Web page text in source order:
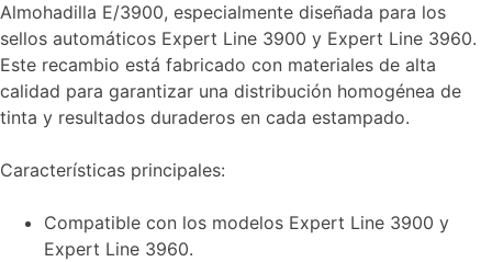
Almohadilla E/3900, especialmente diseñada para los
sellos automáticos Expert Line 3900 y Expert Line 3960.
Este recambio está fabricado con materiales de alta
calidad para garantizar una distribución homogénea de
tinta y resultados duraderos en cada estampado.
Características principales:
Compatible con los modelos Expert Line 3900 y
Expert Line 3960.